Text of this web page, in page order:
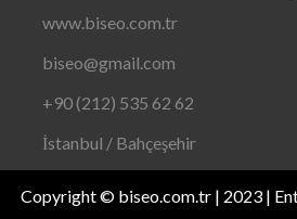
www.biseo.com.tr
biseo@gmail.com
+90 (212) 535 62 62
İstanbul / Bahçeşehir
Copyright © biseo.com.tr | 2023 |